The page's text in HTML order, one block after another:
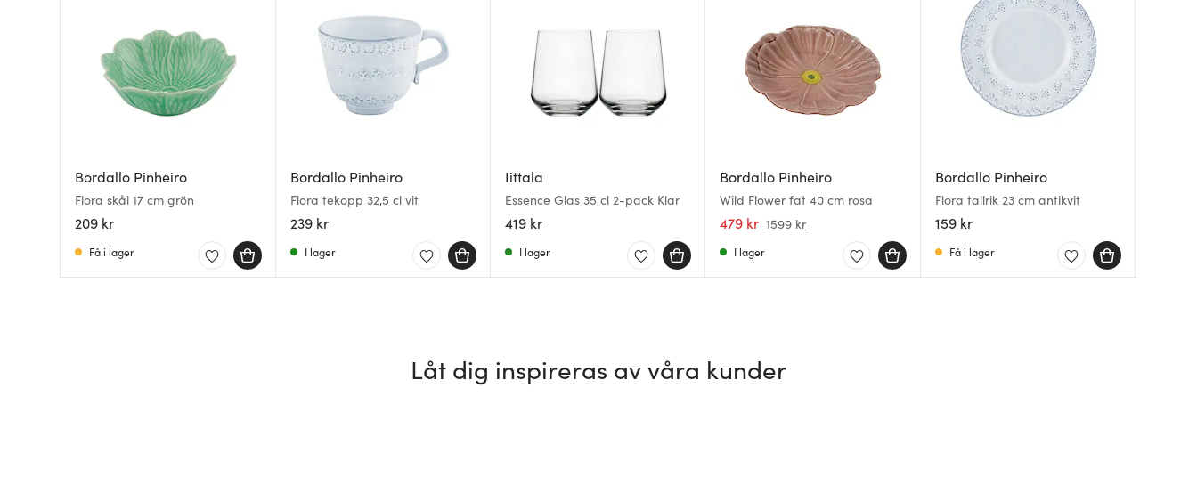
Bordallo Pinheiro
Flora skål 17 cm grön
209 kr
Få i lager
Bordallo Pinheiro
Flora tekopp 32,5 cl vit
239 kr
I lager
Iittala
Essence Glas 35 cl 2-pack Klar
419 kr
I lager
Bordallo Pinheiro
Wild Flower fat 40 cm rosa
479 kr 1599 kr
I lager
Bordallo Pinheiro
Flora tallrik 23 cm antikvit
159 kr
Få i lager
Låt dig inspireras av våra kunder